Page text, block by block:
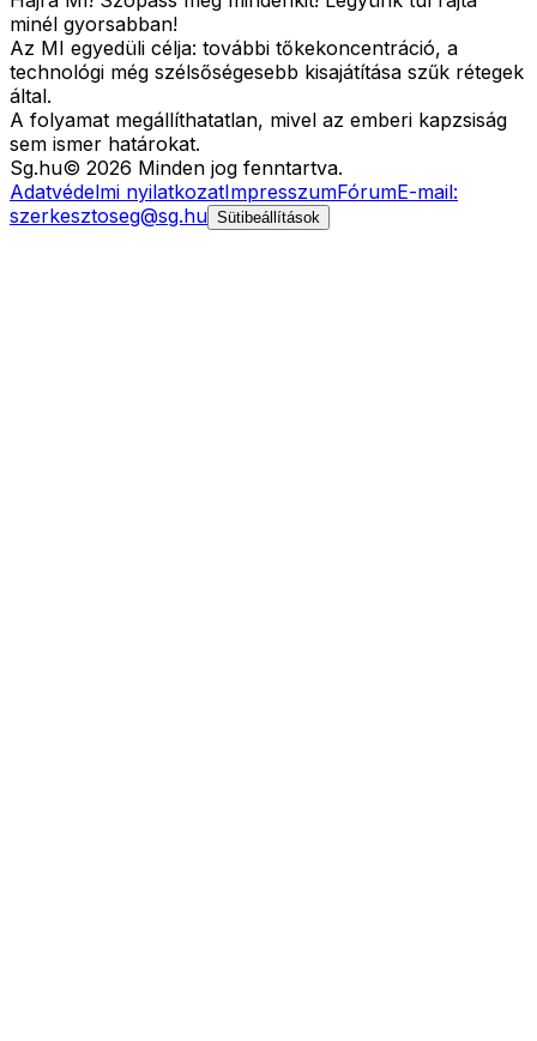
minél gyorsabban!
Az MI egyedüli célja: további tőkekoncentráció, a
technológi még szélsőségesebb kisajátítása szűk rétegek
által.
A folyamat megállíthatatlan, mivel az emberi kapzsiság
sem ismer határokat.
Sg.hu© 2026 Minden jog fenntartva.
Adatvédelmi nyilatkozatImpresszumFórumE-mail:
szerkesztoseg@sg.hu Sütibeállítások